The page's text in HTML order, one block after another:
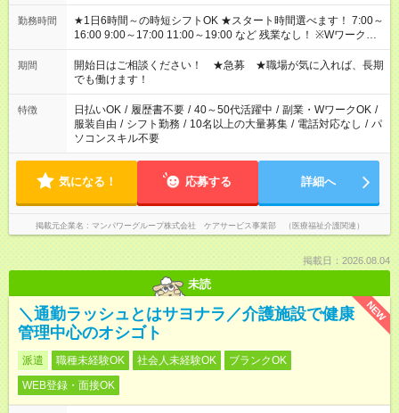
勤務時間
★1日6時間～の時短シフトOK ★スタート時間選べます！ 7:00～
16:00 9:00～17:00 11:00～19:00 など 残業なし！ ※Wワークの
場合、他のお仕事と合わせ週40時間超の就業はご案内できませ
ん ※法令に基づき、週20時間以上勤務は社会保険への加入対象
となります ※労働者派遣法（日雇い派遣の原則禁止）により、
短時間・短期間の就業はご案内が難しい場合があります
期間
開始日はご相談ください！ ★急募 ★職場が気に入れば、長期
でも働けます！
特徴 日払いOK / 履歴書不要 / 40～50代活躍中 / 副業・WワークOK /
服装自由 / シフト勤務 / 10名以上の大量募集 / 電話対応なし / パ
ソコンスキル不要
気になる！ 応募する 詳細へ
掲載元企業名 マンパワーグループ株式会社 ケアサービス事業部 （医療福祉介護関連）
掲載日：2026.08.04
未読
NEW
＼通勤ラッシュとはサヨナラ／介護施設で健康
管理中心のオシゴト
派遣 職種未経験OK 社会人未経験OK
ブランクOK
WEB登録・面接OK